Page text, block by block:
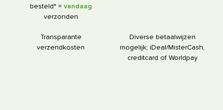
besteld* = vandaag
verzonden
Transparante
verzendkosten
Diverse betaalwijzen
mogelijk; iDeal/MisterCash,
creditcard of Worldpay